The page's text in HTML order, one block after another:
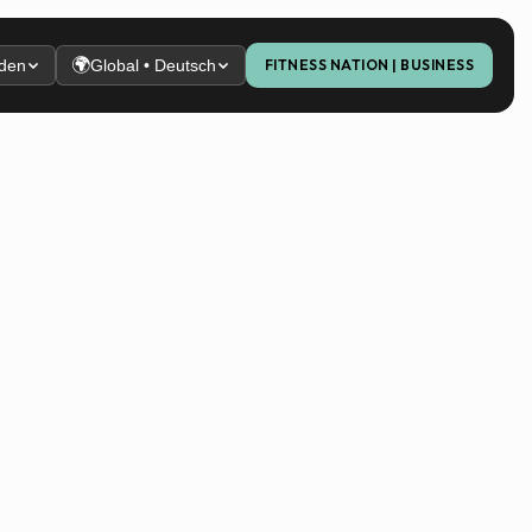
🌍Global • Deutsch FITNESS NATION | BUSINESS